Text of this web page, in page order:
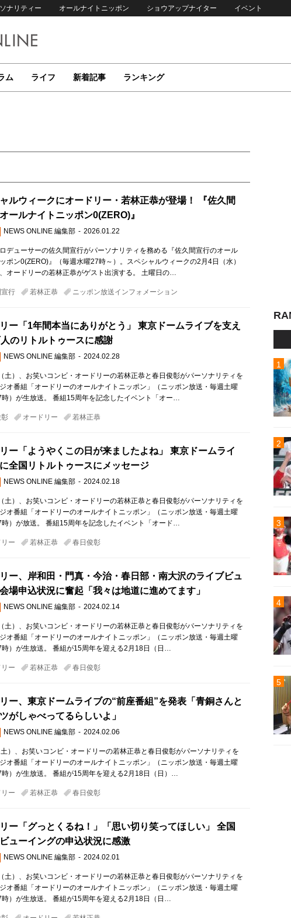
ナリティー オールナイトニッポン ショウアップナイター イベント
ム ライフ 新着記事 ランキング
ルウィークにオードリー・若林正恭が登場！ 『佐久間
ールナイトニッポン0(ZERO)』
NEWS ONLINE 編集部 2026.01.22
デューサーの佐久間宣行がパーソナリティを務める『佐久間宣行のオール
ポン0(ZERO)』（毎週水曜27時～）。スペシャルウィークの2月4日（水）
オードリーの若林正恭がゲスト出演する。 土曜日の…
行 若林正恭 ニッポン放送インフォメーション
ー「1年間本当にありがとう」 東京ドームライブを支え
のリトルトゥースに感謝
NEWS ONLINE 編集部 2024.02.28
土）、お笑いコンビ・オードリーの若林正恭と春日俊彰がパーソナリティを
オ番組「オードリーのオールナイトニッポン」（ニッポン放送・毎週土曜
）が生放送。 番組15周年を記念したイベント「オー…
オードリー 若林正恭
ー「ようやくこの日が来ましたよね」 東京ドームライ
全国リトルトゥースにメッセージ
NEWS ONLINE 編集部 2024.02.18
土）、お笑いコンビ・オードリーの若林正恭と春日俊彰がパーソナリティを
オ番組「オードリーのオールナイトニッポン」（ニッポン放送・毎週土曜
）が放送。 番組15周年を記念したイベント「オード…
ー 若林正恭 春日俊彰
ー、岸和田・門真・今治・春日部・南大沢のライブビュ
場申込状況に奮起「我々は地道に進めてます」
NEWS ONLINE 編集部 2024.02.14
土）、お笑いコンビ・オードリーの若林正恭と春日俊彰がパーソナリティを
オ番組「オードリーのオールナイトニッポン」（ニッポン放送・毎週土曜
）が生放送。 番組が15周年を迎える2月18日（日…
ー 若林正恭 春日俊彰
ー、東京ドームライブの“前座番組”を発表「青銅さんと
がしゃべってるらしいよ」
NEWS ONLINE 編集部 2024.02.06
）、お笑いコンビ・オードリーの若林正恭と春日俊彰がパーソナリティを
オ番組「オードリーのオールナイトニッポン」（ニッポン放送・毎週土曜
）が生放送。 番組が15周年を迎える2月18日（日）…
ー 若林正恭 春日俊彰
ー「グっとくるね！」「思い切り笑ってほしい」 全国
ューイングの申込状況に感激
NEWS ONLINE 編集部 2024.02.01
土）、お笑いコンビ・オードリーの若林正恭と春日俊彰がパーソナリティを
オ番組「オードリーのオールナイトニッポン」（ニッポン放送・毎週土曜
）が生放送。 番組が15周年を迎える2月18日（日…